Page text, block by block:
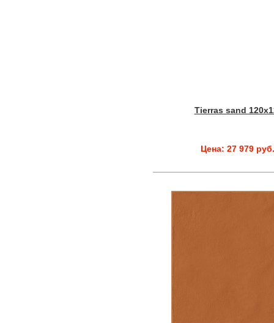
Tierras sand
Цена: 27 979 руб.